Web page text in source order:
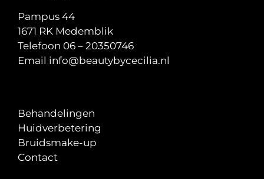
Pampus 44
1671 RK Medemblik
Telefoon 06 – 20350746
Email info@beautybycecilia.nl
Behandelingen
Huidverbetering
Bruidsmake-up
Contact